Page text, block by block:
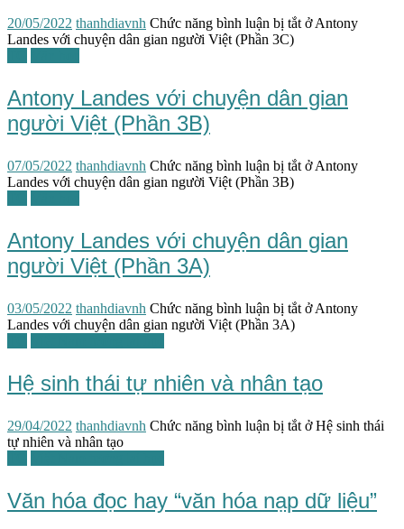
20/05/2022 thanhdiavnh Chức năng bình luận bị tắt ở Antony
Landes với chuyện dân gian người Việt (Phần 3C)
Antony Landes với chuyện dân gian
người Việt (Phần 3B)
07/05/2022 thanhdiavnh Chức năng bình luận bị tắt ở Antony
Landes với chuyện dân gian người Việt (Phần 3B)
Antony Landes với chuyện dân gian
người Việt (Phần 3A)
03/05/2022 thanhdiavnh Chức năng bình luận bị tắt ở Antony
Landes với chuyện dân gian người Việt (Phần 3A)
Hệ sinh thái tự nhiên và nhân tạo
29/04/2022 thanhdiavnh Chức năng bình luận bị tắt ở Hệ sinh thái
tự nhiên và nhân tạo
Văn hóa đọc hay “văn hóa nạp dữ liệu”